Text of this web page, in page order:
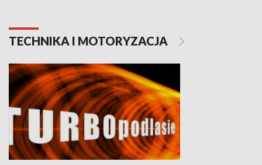
TECHNIKA I MOTORYZACJA